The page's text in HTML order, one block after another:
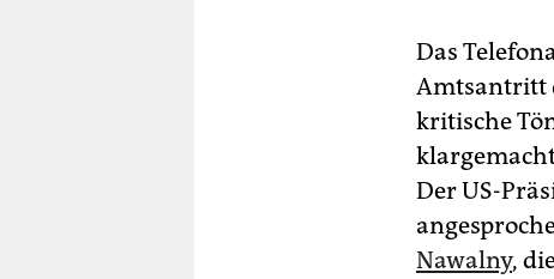
Das
Amtsantritt
kritische
Der US-
Nawalny,